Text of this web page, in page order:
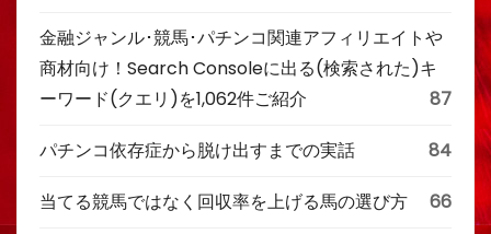
金融ジャンル･競馬･パチンコ関連アフィリエイトや
商材向け！Search Consoleに出る(検索された)キ
ーワード(クエリ)を1,062件ご紹介
87
パチンコ依存症から脱け出すまでの実話 84
当てる競馬ではなく回収率を上げる馬の選び方 66